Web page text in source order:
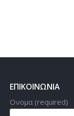
ΕΠΙΚΟΙΝΩΝΙΑ
Ονομα (required)